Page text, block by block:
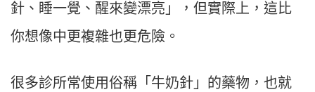
針、睡一覺、醒來變漂亮」，但實際上，這比
你想像中更複雜也更危險。
很多診所常使用俗稱「牛奶針」的藥物，也就